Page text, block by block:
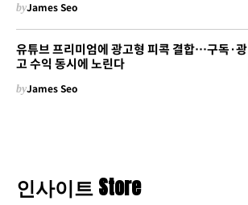
byJames Seo
유튜브 프리미엄에 광고형 피콕 결합…구독·광
고 수익 동시에 노린다
byJames Seo
인사이트 Store